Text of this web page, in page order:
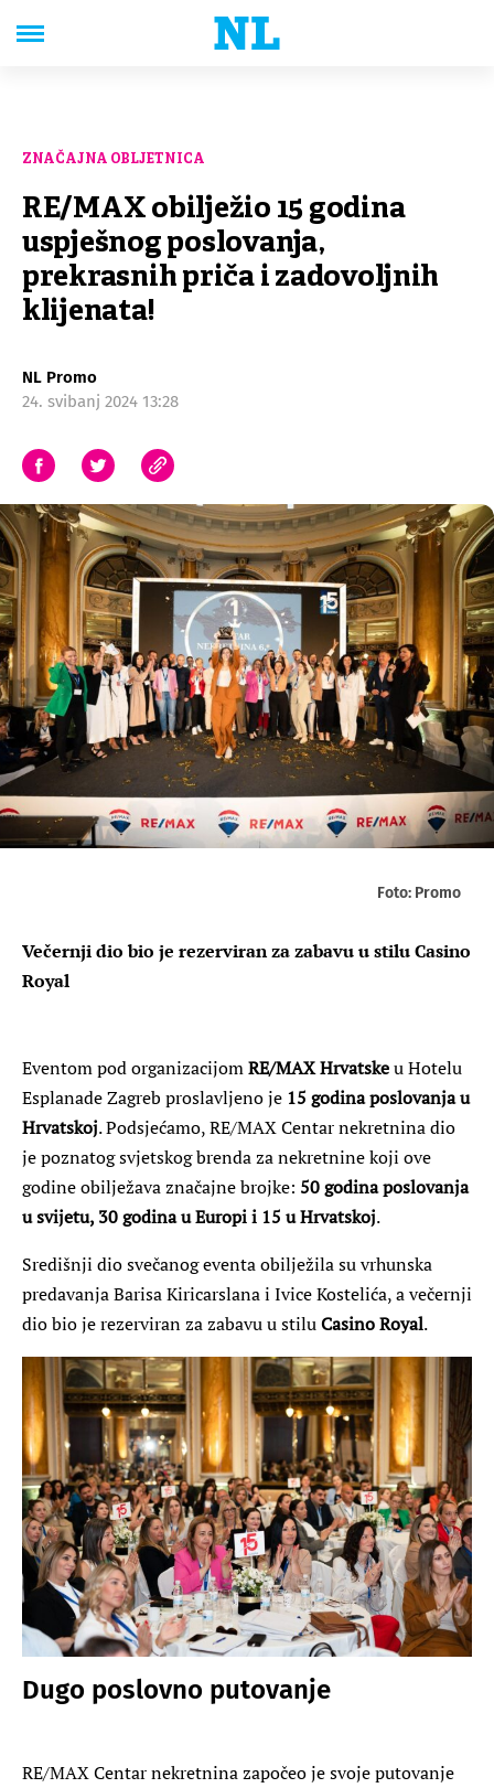
ZNAČAJNA OBLJETNICA
RE/MAX obilježio 15 godina
uspješnog poslovanja,
prekrasnih priča i zadovoljnih
klijenata!
NL Promo
24. svibanj 2024 13:28
Foto: Promo
Večernji dio bio je rezerviran za zabavu u stilu Casino
Royal
Eventom pod organizacijomRE/MAX Hrvatskeu Hotelu
Esplanade Zagreb proslavljeno je 15 godina poslovanja u
Hrvatskoj. Podsjećamo, RE/MAX Centar nekretnina dio
je poznatog svjetskog brenda za nekretnine koji ove
godine obilježava značajne brojke: 50 godina poslovanja
u svijetu, 30 godina u Europi i 15 u Hrvatskoj.
Središnji dio svečanog eventa obilježila su vrhunska
predavanja Barisa Kiricarslana i Ivice Kostelića, a večernji
dio bio je rezerviran za zabavu u stiluCasino Royal.
Dugo poslovno putovanje
RE/MAX Centar nekretnina započeo je svoje putovanje